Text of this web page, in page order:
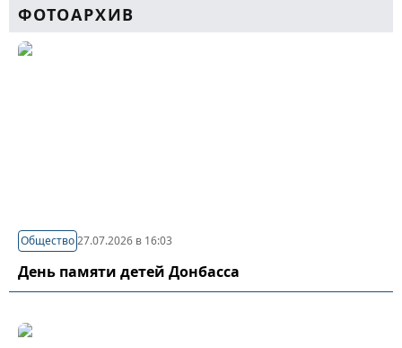
ФОТОАРХИВ
Общество27.07.2026 в 16:03
День памяти детей Донбасса